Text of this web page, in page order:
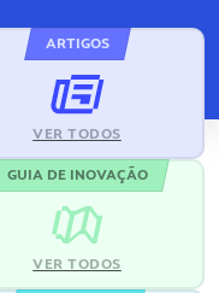
ARTIGOS
VER TODOS
GUIA DE INOVAÇÃO
VER TODOS